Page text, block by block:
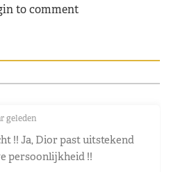
to comment
geleden
!! Ja, Dior past uitstekend
persoonlijkheid !!